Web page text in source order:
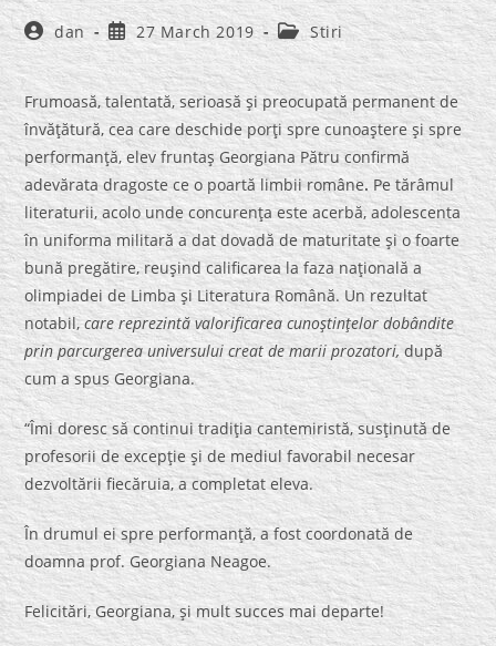
Post
author:
dan
Post
published:
27 March 2019
Post
category:
Stiri
Frumoasă, talentată, serioasă şi preocupată permanent de
învăţătură, cea care deschide porţi spre cunoaştere şi spre
performanţă, elev fruntaş Georgiana Pătru confirmă
adevărata dragoste ce o poartă limbii române. Pe tărâmul
literaturii, acolo unde concurenţa este acerbă, adolescenta
în uniforma militară a dat dovadă de maturitate şi o foarte
bună pregătire, reuşind calificarea la faza naţională a
olimpiadei de Limba şi Literatura Română. Un rezultat
notabil,care reprezintă valorificarea cunoştinţelor dobândite
prin parcurgerea universului creat de marii prozatori,după
cum a spus Georgiana.
“Îmi doresc să continui tradiţia cantemiristă, susţinută de
profesorii de excepţie şi de mediul favorabil necesar
dezvoltării fiecăruia, a completat eleva.
În drumul ei spre performanţă, a fost coordonată de
doamna prof. Georgiana Neagoe.
Felicitări, Georgiana, şi mult succes mai departe!